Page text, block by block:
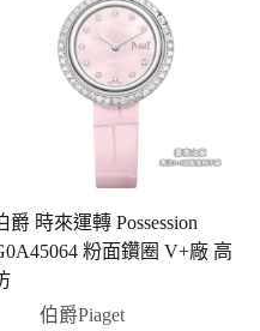
顏色、配件等細節，如
要排單，我們也會事先
預留貨品，餘款在出貨
付；也可以一次性全額
基礎上盡量幫您爭取更
助安排較安全的到付
準。
爵 時來運轉 Possession
粉面鑽圈 V+廠 高
伯爵Piaget